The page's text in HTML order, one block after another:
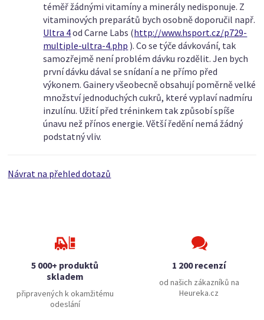
téměř žádnými vitamíny a minerály nedisponuje. Z
vitaminových preparátů bych osobně doporučil např.
Ultra 4od Carne Labs (http://www.hsport.cz/p729-
multiple-ultra-4.php ). Co se týče dávkování, tak
samozřejmě není problém dávku rozdělit. Jen bych
první dávku dával se snídaní a ne přímo před
výkonem. Gainery všeobecně obsahují poměrně velké
množství jednoduchých cukrů, které vyplaví nadmíru
inzulínu. Užití před tréninkem tak způsobí spíše
únavu než přínos energie. Větší ředění nemá žádný
podstatný vliv.
Návrat na přehled dotazů
5 000+ produktů
skladem
připravených k okamžitému
odeslání
1 200 recenzí
od našich zákazníků na
Heureka.cz